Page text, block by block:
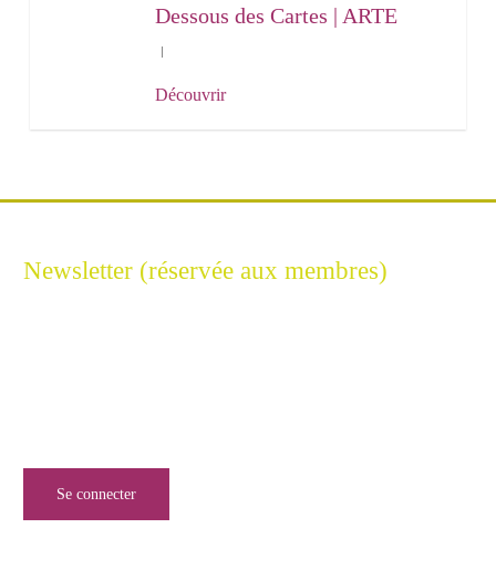
Dessous des Cartes | ARTE
Découvrir
Newsletter (réservée aux membres)
Se connecter